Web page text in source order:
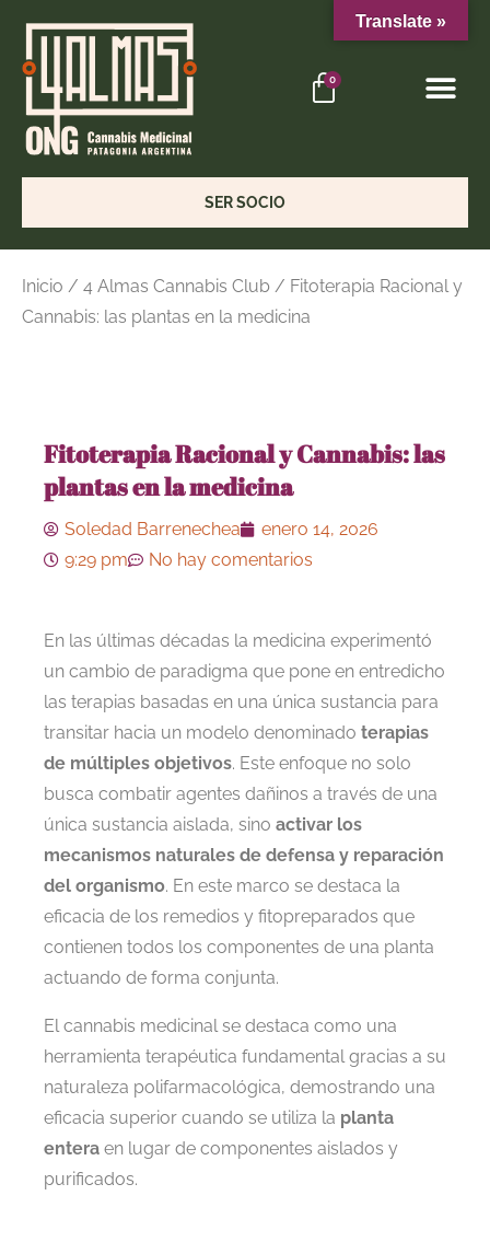
0
SER SOCIO
Inicio / 4 Almas Cannabis Club / Fitoterapia Racional y
Cannabis: las plantas en la medicina
Fitoterapia Racional y Cannabis: las
plantas en la medicina
Soledad Barrenechea
enero 14, 2026
9:29 pm
No hay comentarios
En las últimas décadas la medicina experimentó
un cambio de paradigma que pone en entredicho
las terapias basadas en una única sustancia para
transitar hacia un modelo denominado terapias
de múltiples objetivos. Este enfoque no solo
busca combatir agentes dañinos a través de una
única sustancia aislada, sino activar los
mecanismos naturales de defensa y reparación
del organismo. En este marco se destaca la
eficacia de los remedios y fitopreparados que
contienen todos los componentes de una planta
actuando de forma conjunta.
El cannabis medicinal se destaca como una
herramienta terapéutica fundamental gracias a su
naturaleza polifarmacológica, demostrando una
eficacia superior cuando se utiliza la planta
entera en lugar de componentes aislados y
purificados.
Translate »